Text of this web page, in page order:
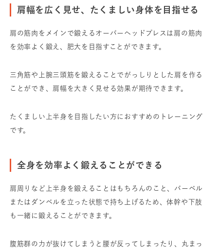
肩幅を広く見せ、たくましい身体を目指せる
肩の筋肉をメインで鍛えるオーバーヘッドプレスは肩の筋肉
を効率よく鍛え、肥大を目指すことができます。
三角筋や上腕三頭筋を鍛えることでがっしりとした肩を作る
ことができ、肩幅を大きく見せる効果が期待できます。
たくましい上半身を目指したい方におすすめのトレーニング
です。
全身を効率よく鍛えることができる
肩周りなど上半身を鍛えることはもちろんのこと、バーベル
またはダンベルを立った状態で持ち上げるため、体幹や下肢
も一緒に鍛えることができます。
腹筋群の力が抜けてしまうと腰が反ってしまったり、丸まっ